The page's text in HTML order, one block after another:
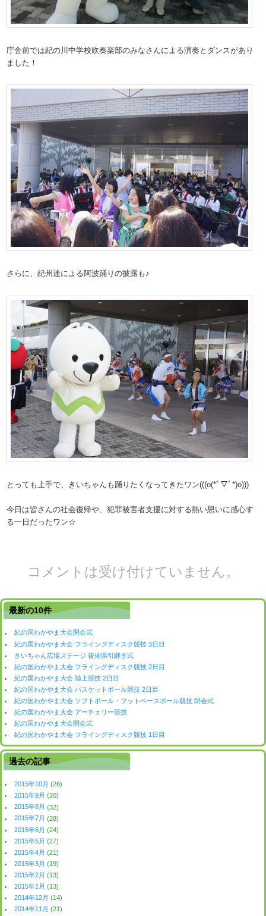
庁舎前では紀の川中学校吹奏楽部のみなさんによる演奏とダンスがあり
ました！
さらに、紀州連による阿波踊りの披露も♪
とっても上手で、きいちゃんも踊りたくなってきたワン(((o(*ﾟ▽ﾟ*)o)))
今日は皆さんの社会復帰や、犯罪被害者支援に対する熱い思いに感心す
る一日だったワン☆
コメントは受け付けていません。
最新の10件
紀の国わかやま大会閉会式
紀の国わかやま大会 フライングディスク競技 3日目
きいちゃん広場ステージ 後催県引継ぎ式
紀の国わかやま大会 フライングディスク競技 2日目
紀の国わかやま大会 陸上競技 2日目
紀の国わかやま大会 バスケットボール競技 2日目
紀の国わかやま大会 ソフトボール・フットベースボール競技 閉会式
紀の国わかやま大会 アーチェリー競技
紀の国わかやま大会開会式
紀の国わかやま大会 フライングディスク競技 1日目
過去の記事
2015年10月 (26)
2015年9月 (20)
2015年8月 (32)
2015年7月 (28)
2015年6月 (24)
2015年5月 (27)
2015年4月 (21)
2015年3月 (19)
2015年2月 (13)
2015年1月 (13)
2014年12月 (14)
2014年11月 (21)